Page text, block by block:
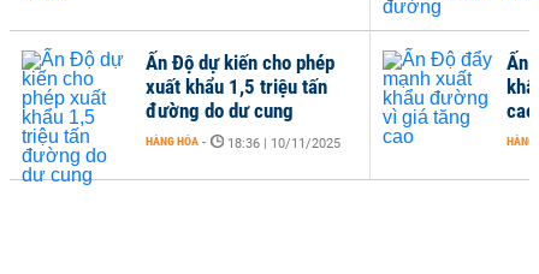
Ấn
cao
HÀNG
Ấn Độ dự kiến cho phép
xuất khẩu 1,5 triệu tấn
đường do dư cung
HÀNG HÓA - 18:36 | 10/11/2025